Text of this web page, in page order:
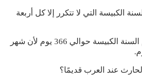
الكبيسة التي لا تتكرر إلا كل أربعة
الإجابة: يكون عدد أيام السنة الكبيسة حوالي 366 يوم لأن شهر
عند العرب قديمًا؟